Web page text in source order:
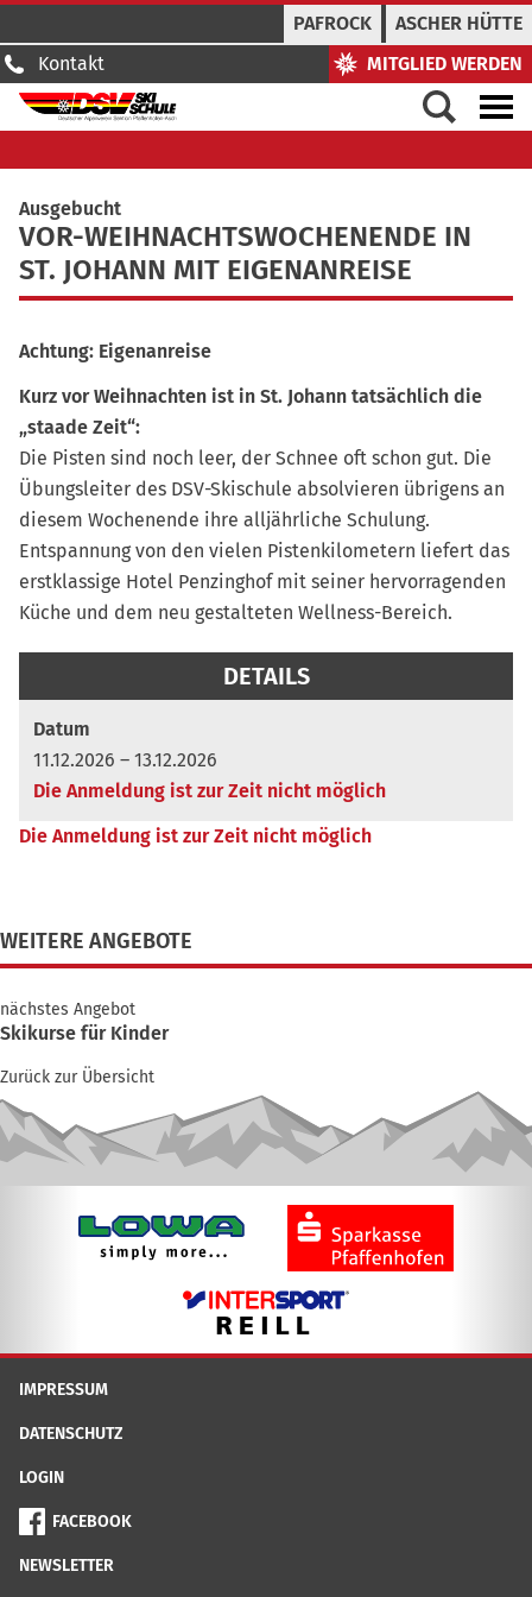
PAFROCK
ASCHER HÜTTE
Kontakt
MITGLIED WERDEN
Ausgebucht
VOR-WEIHNACHTSWOCHENENDE IN
ST. JOHANN MIT EIGENANREISE
Achtung: Eigenanreise
Kurz vor Weihnachten ist in St. Johann tatsächlich die
„staade Zeit“:
Die Pisten sind noch leer, der Schnee oft schon gut. Die
Übungsleiter des DSV-Skischule absolvieren übrigens an
diesem Wochenende ihre alljährliche Schulung.
Entspannung von den vielen Pistenkilometern liefert das
erstklassige Hotel Penzinghof mit seiner hervorragenden
Küche und dem neu gestalteten Wellness-Bereich.
Datum
11.12.2026 – 13.12.2026
Die Anmeldung ist zur Zeit nicht möglich
Die Anmeldung ist zur Zeit nicht möglich
WEITERE ANGEBOTE
nächstes Angebot
Skikurse für Kinder
Zurück zur Übersicht
IMPRESSUM
DATENSCHUTZ
LOGIN
FACEBOOK
NEWSLETTER